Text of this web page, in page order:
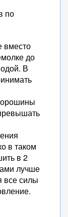
по
вместо
до
В
в таком
в 2
лучше
все силы